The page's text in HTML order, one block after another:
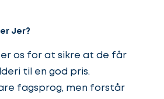
Jer?
os for at sikre at de får
til en god pris.
fagsprog, men forstår